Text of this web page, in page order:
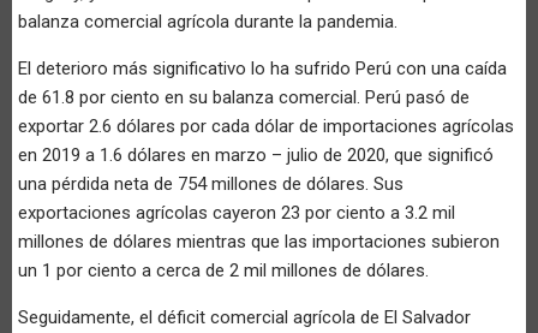
balanza comercial agrícola durante la pandemia.
El deterioro más significativo lo ha sufrido Perú con una caída
de 61.8 por ciento en su balanza comercial. Perú pasó de
exportar 2.6 dólares por cada dólar de importaciones agrícolas
en 2019 a 1.6 dólares en marzo – julio de 2020, que significó
una pérdida neta de 754 millones de dólares. Sus
exportaciones agrícolas cayeron 23 por ciento a 3.2 mil
millones de dólares mientras que las importaciones subieron
un 1 por ciento a cerca de 2 mil millones de dólares.
Seguidamente, el déficit comercial agrícola de El Salvador